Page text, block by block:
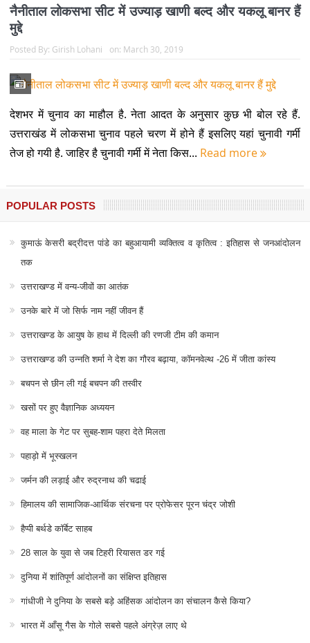
नैनीताल लोकसभा सीट में उज्याड़ खाणी बल्द और यकलू बानर हैं
मुद्दे
Posted By: Girish Lohani on: March 30, 2019
देशभर में चुनाव का माहौल है. नेता आदत के अनुसार कुछ भी बोल रहे हैं.
उत्तराखंड में लोकसभा चुनाव पहले चरण में होने हैं इसलिए यहां चुनावी गर्मी
तेज हो गयी है. जाहिर है चुनावी गर्मी में नेता किस... Read more
POPULAR POSTS
कुमाऊं केसरी बद्रीदत्त पांडे का बहुआयामी व्यक्तित्व व कृतित्व : इतिहास से जनआंदोलन
तक
उत्तराखण्ड में वन्य-जीवों का आतंक
उनके बारे में जो सिर्फ नाम नहीं जीवन हैं
उत्तराखण्ड के आयुष के हाथ में दिल्ली की रणजी टीम की कमान
उत्तराखण्ड की उन्नति शर्मा ने देश का गौरव बढ़ाया, कॉमनवेल्थ -26 में जीता कांस्य
बचपन से छीन ली गई बचपन की तस्वीर
खसों पर हुए वैज्ञानिक अध्ययन
वह माला के गेट पर सुबह-शाम पहरा देते मिलता
पहाड़ो में भूस्खलन
जर्मन की लड़ाई और रुद्रनाथ की चढाई
हिमालय की सामाजिक-आर्थिक संरचना पर प्रोफेसर पूरन चंद्र जोशी
हैप्पी बर्थडे कॉर्बेट साहब
28 साल के युवा से जब टिहरी रियासत डर गई
दुनिया में शांतिपूर्ण आंदोलनों का संक्षिप्त इतिहास
गांधीजी ने दुनिया के सबसे बड़े अहिंसक आंदोलन का संचालन कैसे किया?
भारत में आँसू गैस के गोले सबसे पहले अंग्रेज़ लाए थे